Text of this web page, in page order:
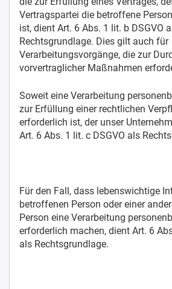
Vertragspartei die betroffene
ist, dient Art. 6 Abs. 1 lit. b DSGVO
Rechtsgrundlage. Dies gilt auch für
Verarbeitungsvorgänge, die zur
vorvertraglicher Maßnahmen
Soweit eine Verarbeitung
zur Erfüllung einer rechtlichen
erforderlich ist, der unser
Art. 6 Abs. 1 lit. c DSGVO als
Für den Fall, dass lebenswichtige
betroffenen Person oder einer
Person eine Verarbeitung
erforderlich machen, dient Art. 6
als Rechtsgrundlage.